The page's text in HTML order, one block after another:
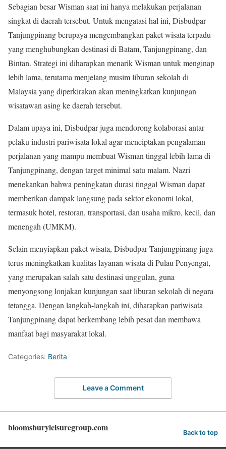
Sebagian besar Wisman saat ini hanya melakukan perjalanan
singkat di daerah tersebut. Untuk mengatasi hal ini, Disbudpar
Tanjungpinang berupaya mengembangkan paket wisata terpadu
yang menghubungkan destinasi di Batam, Tanjungpinang, dan
Bintan. Strategi ini diharapkan menarik Wisman untuk menginap
lebih lama, terutama menjelang musim liburan sekolah di
Malaysia yang diperkirakan akan meningkatkan kunjungan
wisatawan asing ke daerah tersebut.
Dalam upaya ini, Disbudpar juga mendorong kolaborasi antar
pelaku industri pariwisata lokal agar menciptakan pengalaman
perjalanan yang mampu membuat Wisman tinggal lebih lama di
Tanjungpinang, dengan target minimal satu malam. Nazri
menekankan bahwa peningkatan durasi tinggal Wisman dapat
memberikan dampak langsung pada sektor ekonomi lokal,
termasuk hotel, restoran, transportasi, dan usaha mikro, kecil, dan
menengah (UMKM).
Selain menyiapkan paket wisata, Disbudpar Tanjungpinang juga
terus meningkatkan kualitas layanan wisata di Pulau Penyengat,
yang merupakan salah satu destinasi unggulan, guna
menyongsong lonjakan kunjungan saat liburan sekolah di negara
tetangga. Dengan langkah-langkah ini, diharapkan pariwisata
Tanjungpinang dapat berkembang lebih pesat dan membawa
manfaat bagi masyarakat lokal.
Categories: Berita
Leave a Comment
bloomsburyleisuregroup.com Back to top